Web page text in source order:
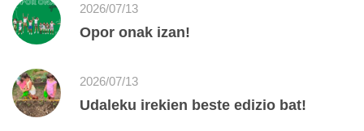
2026/07/13
Opor onak izan!
2026/07/13
Udaleku irekien beste edizio bat!